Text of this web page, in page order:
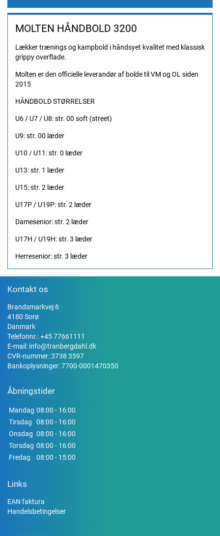
MOLTEN HÅNDBOLD 3200
Lækker trænings og kampbold i håndsyet kvalitet med klassisk
grippy overflade.
Molten er den officielle leverandør af bolde til VM og OL siden
2015
HÅNDBOLD STØRRELSER
U6 / U7 / U8: str. 00 soft (street)
U9: str. 00 læder
U10 / U11: str. 0 læder
U13: str. 1 læder
U15: str. 2 læder
U17P / U19P: str. 2 læder
Damesenior: str. 2 læder
U17H / U19H: str. 3 læder
Herresenior: str. 3 læder
Kontakt os
Brandsmarkvej 6
4180 Sorø
Danmark
Telefonnr.:+45 77661111
E-mail: info@tranbergdahl.dk
CVR-nummer: 3738 3597
Bankoplysninger: 7700-0001470350
Åbningstider
Mandag 08:00 - 16:00
Tirsdag
08:00 - 16:00
Onsdag 08:00 - 16:00
Torsdag 08:00 - 16:00
Fredag
08:00 - 15:00
Links
EAN faktura
Handelsbetingelser